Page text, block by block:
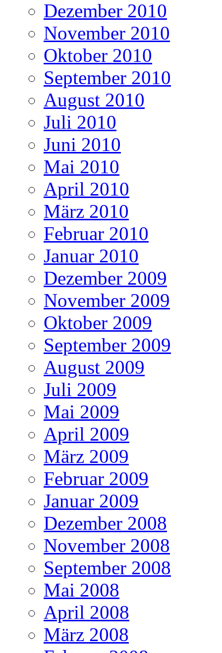
Dezember 2010
November 2010
Oktober 2010
September 2010
August 2010
Juli 2010
Juni 2010
Mai 2010
April 2010
März 2010
Februar 2010
Januar 2010
Dezember 2009
November 2009
Oktober 2009
September 2009
August 2009
Juli 2009
Mai 2009
April 2009
März 2009
Februar 2009
Januar 2009
Dezember 2008
November 2008
September 2008
Mai 2008
April 2008
März 2008